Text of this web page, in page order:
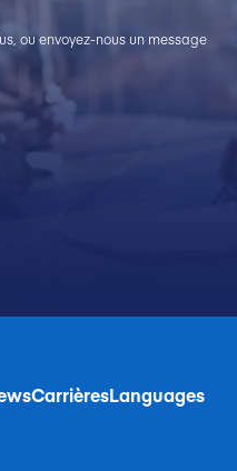
ou envoyez-nous un message
CarrièresLanguages